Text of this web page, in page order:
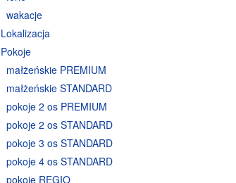
wakacje
Lokalizacja
Pokoje
małżeńskie PREMIUM
małżeńskie STANDARD
pokoje 2 os PREMIUM
pokoje 2 os STANDARD
pokoje 3 os STANDARD
pokoje 4 os STANDARD
pokoje REGIO